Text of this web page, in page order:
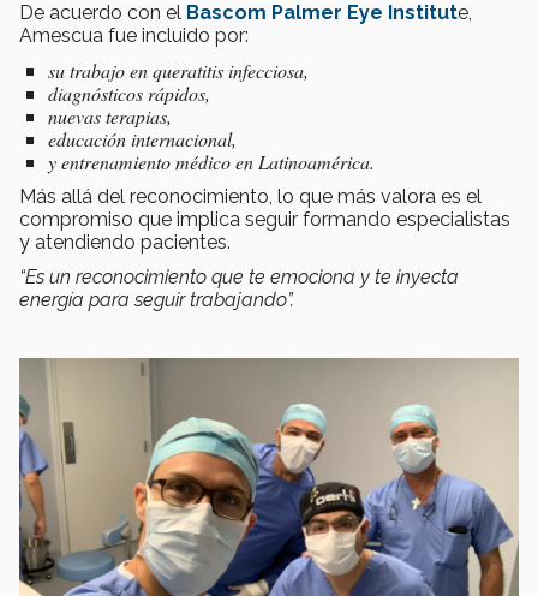
De acuerdo con el Bascom Palmer Eye Institute,
Amescua fue incluido por:
su trabajo en queratitis infecciosa,
diagnósticos rápidos,
nuevas terapias,
educación internacional,
y entrenamiento médico en Latinoamérica.
Más allá del reconocimiento, lo que más valora es el
compromiso que implica seguir formando especialistas
y atendiendo pacientes.
“Es un reconocimiento que te emociona y te inyecta
energía para seguir trabajando”.